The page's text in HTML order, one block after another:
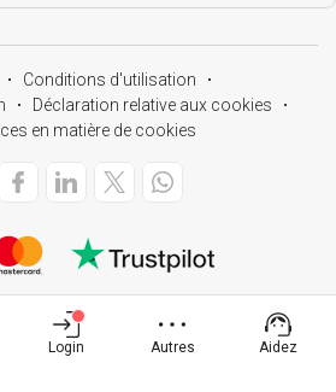
Conditions d'utilisation
Déclaration relative aux cookies
en matière de cookies
Login Autres Aidez